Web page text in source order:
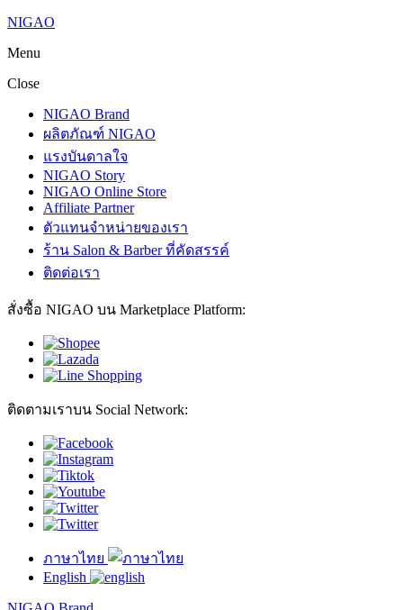
NIGAO
Menu
Close
NIGAO Brand
ผลิตภัณฑ์ NIGAO
แรงบันดาลใจ
NIGAO Story
NIGAO Online Store
Affiliate Partner
ตัวแทนจำหน่ายของเรา
ร้าน Salon & Barber ที่คัดสรรค์
ติดต่อเรา
สั่งซื้อ NIGAO บน Marketplace Platform:
ติดตามเราบน Social Network:
ภาษาไทย
English